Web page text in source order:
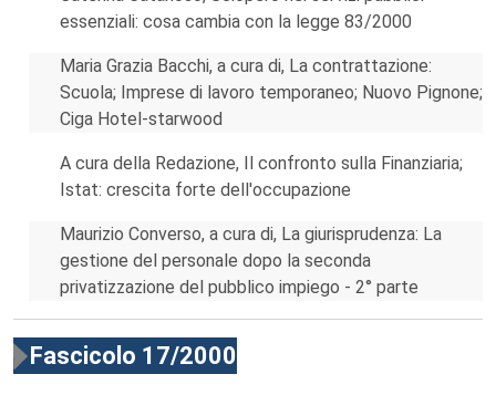
essenziali: cosa cambia con la legge 83/2000
Maria Grazia Bacchi, a cura di, La contrattazione:
Scuola; Imprese di lavoro temporaneo; Nuovo Pignone;
Ciga Hotel-starwood
A cura della Redazione, Il confronto sulla Finanziaria;
Istat: crescita forte dell'occupazione
Maurizio Converso, a cura di, La giurisprudenza: La
gestione del personale dopo la seconda
privatizzazione del pubblico impiego - 2° parte
Fascicolo 17/2000